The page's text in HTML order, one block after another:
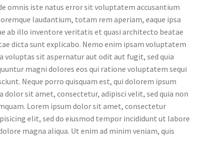
omnis iste natus error sit voluptatem accusantium
laudantium, totam rem aperiam, eaque ipsa
ab illo inventore veritatis et quasi architecto beatae
dicta sunt explicabo. Nemo enim ipsam voluptatem
voluptas sit aspernatur aut odit aut fugit, sed quia
magni dolores eos qui ratione voluptatem sequi
Neque porro quisquam est, qui dolorem ipsum
dolor sit amet, consectetur, adipisci velit, sed quia non
Lorem ipsum dolor sit amet, consectetur
elit, sed do eiusmod tempor incididunt ut labore
magna aliqua. Ut enim ad minim veniam, quis